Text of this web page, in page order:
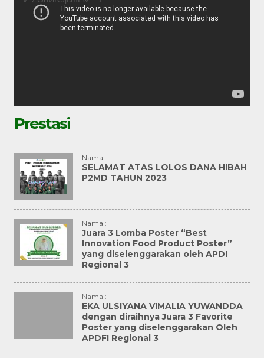
Prestasi
Nama :
SELAMAT ATAS LOLOS DANA HIBAH
P2MD TAHUN 2023
Nama :
Juara 3 Lomba Poster “Best
Innovation Food Product Poster”
yang diselenggarakan oleh APDI
Regional 3
Nama :
EKA ULSIYANA VIMALIA YUWANDDA
dengan diraihnya Juara 3 Favorite
Poster yang diselenggarakan Oleh
APDFI Regional 3